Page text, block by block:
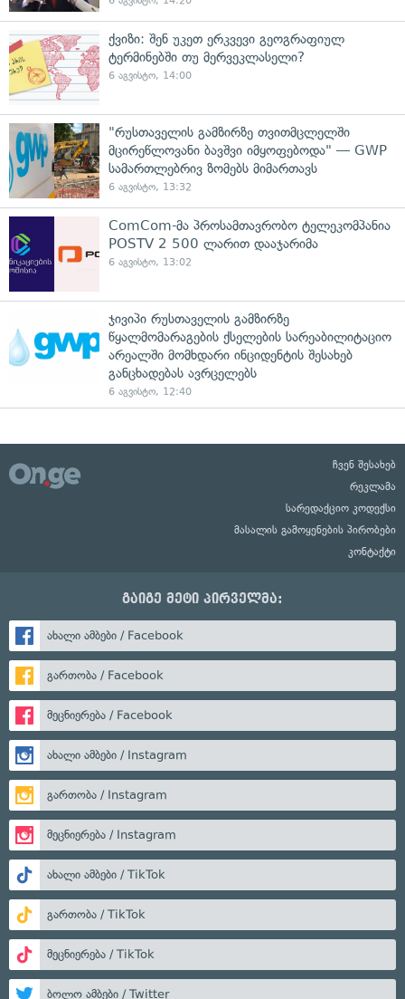
ქვიზი: შენ უკეთ ერკვევი გეოგრაფიულ
ტერმინებში თუ მერვეკლასელი?
6 აგვისტო, 14:00
"რუსთაველის გამზირზე თვითმცლელში
მცირეწლოვანი ბავშვი იმყოფებოდა" — GWP
სამართლებრივ ზომებს მიმართავს
6 აგვისტო, 13:32
ComCom-მა პროსამთავრობო ტელეკომპანია
POSTV 2 500 ლარით დააჯარიმა
6 აგვისტო, 13:02
ჯივიპი რუსთაველის გამზირზე
წყალმომარაგების ქსელების სარეაბილიტაციო
არეალში მომხდარი ინციდენტის შესახებ
განცხადებას ავრცელებს
6 აგვისტო, 12:40
ჩვენ შესახებ
რეკლამა
სარედაქციო კოდექსი
მასალის გამოყენების პირობები
კონტაქტი
გაიგე მეტი პირველმა:
ახალი ამბები / Facebook
გართობა / Facebook
მეცნიერება / Facebook
ახალი ამბები / Instagram
გართობა / Instagram
მეცნიერება / Instagram
ახალი ამბები / TikTok
გართობა / TikTok
მეცნიერება / TikTok
ბოლო ამბები / Twitter